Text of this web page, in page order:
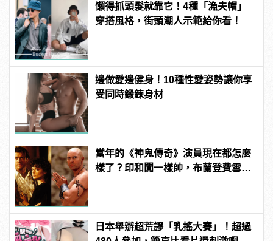
懶得抓頭髮就靠它！4種「漁夫帽」
穿搭風格，街頭潮人示範給你看！
邊做愛邊健身！10種性愛姿勢讓你享
受同時鍛鍊身材
當年的《神鬼傳奇》演員現在都怎麼
樣了？印和闐一樣帥，布蘭登費雪大
日本舉辦超荒謬「乳搖大賽」！超過